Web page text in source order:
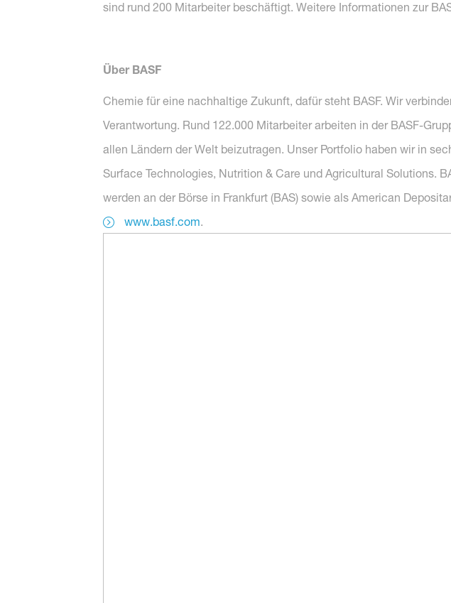
sind rund 200 Mitarbeiter beschäftigt. Weitere Informationen zur
Über BASF
Chemie für eine nachhaltige Zukunft, dafür steht BASF. Wir
Verantwortung. Rund 122.000 Mitarbeiter arbeiten in der BASF-
allen Ländern der Welt beizutragen. Unser Portfolio haben wir in
Surface Technologies, Nutrition & Care und Agricultural Solutions.
werden an der Börse in Frankfurt (BAS) sowie als American
www.basf.com.